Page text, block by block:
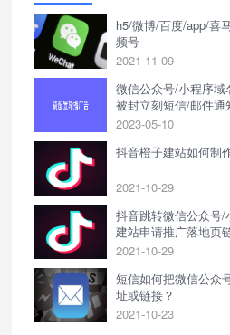
h5/微博/百度/app/喜
频号
2021-11-09
微信公众号/小程序域
被封立刻短信/邮件通
2023-05-10
抖音橙子建站如何制
2021-10-29
抖音跳转微信公众号
建站申请推广落地页
2021-10-29
短信如何把微信公众
址或链接？
2021-10-23